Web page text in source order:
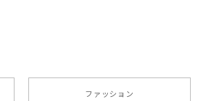
ファッション